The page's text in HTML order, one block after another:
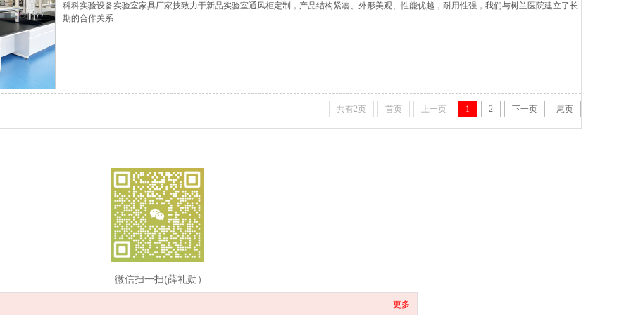
科科实验设备实验室家具厂家技致力于新品实验室通风柜定制，产品结构紧凑、外形美观、性能优越，耐用性强，我们与树兰医院建立了长
期的合作关系
共有2页 首页 上一页 1 2 下一页 尾页
更多
微信扫一扫(薛礼勋）